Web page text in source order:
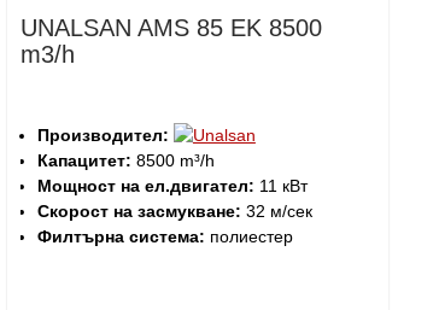
UNALSAN AMS 85 EK 8500
m3/h
Производител:
Капацитет: 8500 m³/h
Мощност на ел.двигател: 11 кВт
Скорост на засмукване: 32 м/сек
Филтърна система: полиестер